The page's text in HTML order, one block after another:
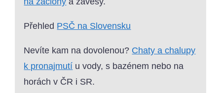
Přehled PSČ na Slovensku
Nevíte kam na dovolenou? Chaty a chalupy
k pronajmutí u vody, s bazénem nebo na
horách v ČR i SR.